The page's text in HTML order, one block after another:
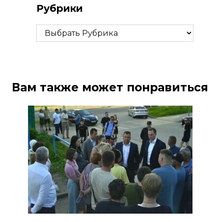
Рубрики
Рубрики
Вам также может понравиться